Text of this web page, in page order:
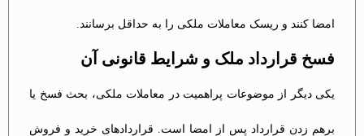
امضا کنند و ریسک معاملات ملکی را به حداقل برسانند.
فسخ قرارداد ملک و شرایط قانونی آن
یکی دیگر از موضوعات پراهمیت در معاملات ملکی، بحث فسخ یا
برهم زدن قرارداد پس از امضا است. قراردادهای خرید و فروش